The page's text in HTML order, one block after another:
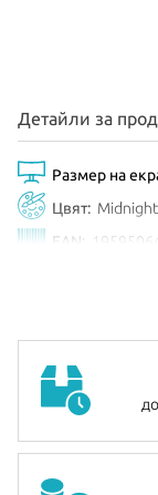
Детайли за
Размер на
Цвят:
EAN: